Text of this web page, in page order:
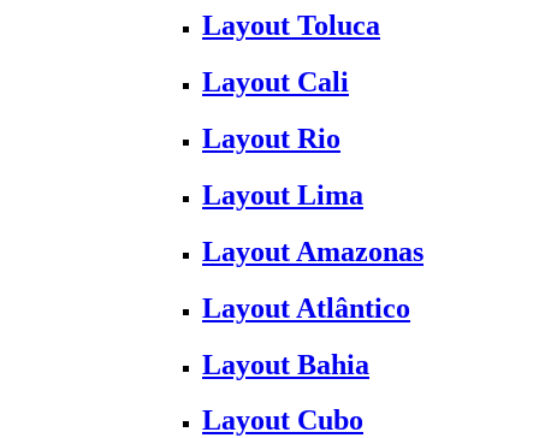
Layout Toluca
Layout Cali
Layout Rio
Layout Lima
Layout Amazonas
Layout Atlântico
Layout Bahia
Layout Cubo